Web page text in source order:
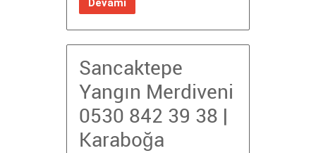
Devamı
Sancaktepe
Yangın Merdiveni
0530 842 39 38 |
Karaboğa